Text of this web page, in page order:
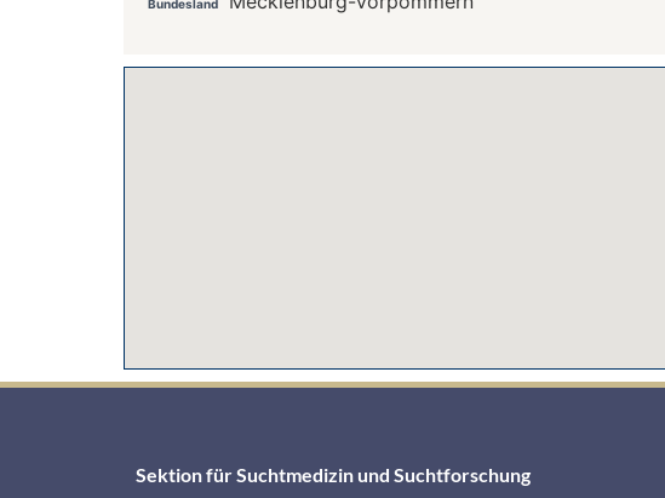
Bundesland
Sektion für Suchtmedizin und Suchtforschung